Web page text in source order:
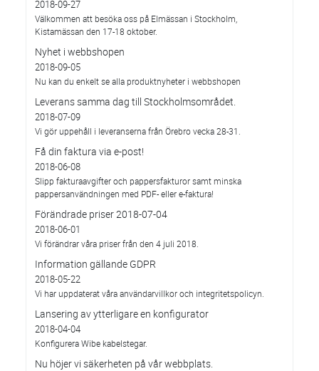
2018-09-27
Välkommen att besöka oss på Elmässan i Stockholm,
Kistamässan den 17-18 oktober.
Nyhet i webbshopen
2018-09-05
Nu kan du enkelt se alla produktnyheter i webbshopen
Leverans samma dag till Stockholmsområdet.
2018-07-09
Vi gör uppehåll i leveranserna från Örebro vecka 28-31.
Få din faktura via e-post!
2018-06-08
Slipp fakturaavgifter och pappersfakturor samt minska
pappersanvändningen med PDF- eller e-faktura!
Förändrade priser 2018-07-04
2018-06-01
Vi förändrar våra priser från den 4 juli 2018.
Information gällande GDPR
2018-05-22
Vi har uppdaterat våra användarvillkor och integritetspolicyn.
Lansering av ytterligare en konfigurator
2018-04-04
Konfigurera Wibe kabelstegar.
Nu höjer vi säkerheten på vår webbplats.